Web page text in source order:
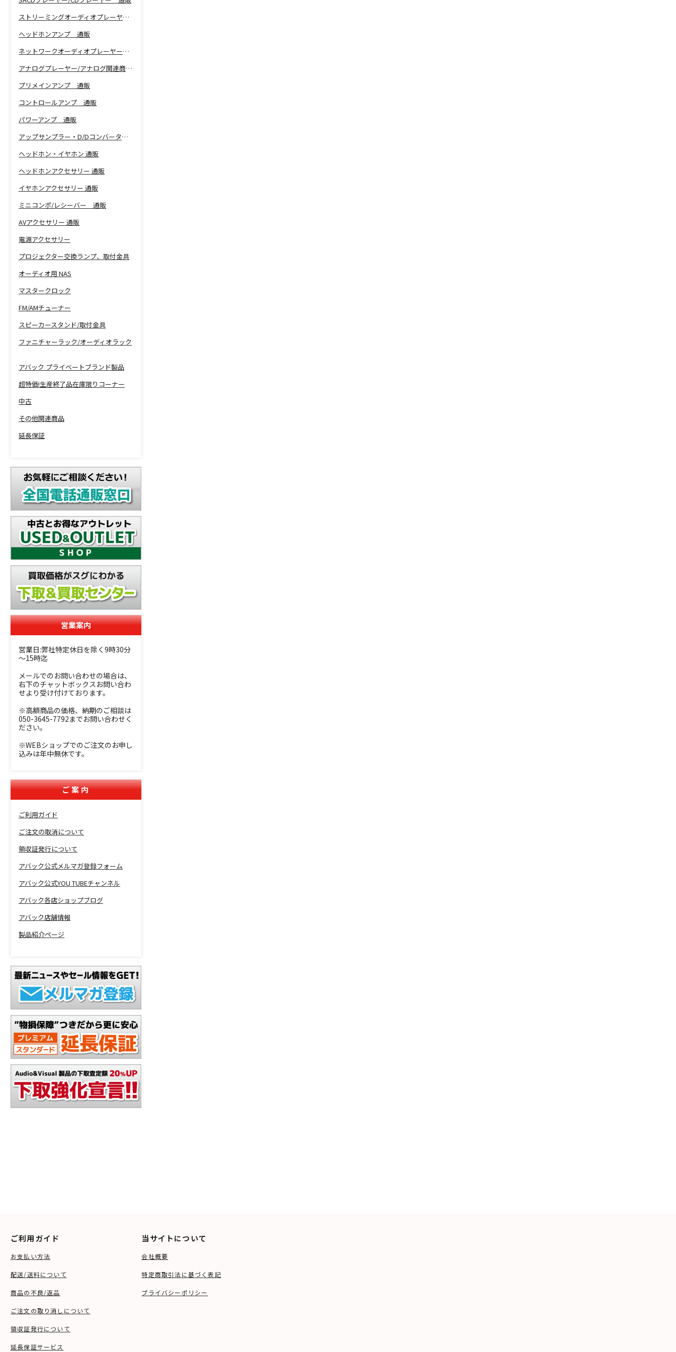
ストリーミングオーディオプレーヤー 通販
ヘッドホンアンプ 通販
ネットワークオーディオプレーヤー 通販
アナログプレーヤー/アナログ関連商品 通販
プリメインアンプ 通販
コントロールアンプ 通販
パワーアンプ 通販
アップサンプラー・D/Dコンバーター 通販
ヘッドホン・イヤホン 通販
ヘッドホンアクセサリー 通販
イヤホンアクセサリー 通販
ミニコンポ/レシーバー 通販
AVアクセサリー 通販
電源アクセサリー
プロジェクター交換ランプ、取付金具
オーディオ用 NAS
マスタークロック
FM/AMチューナー
スピーカースタンド/取付金具
ファニチャーラック/オーディオラック
アバック プライベートブランド製品
超特価!生産終了品在庫限りコーナー
中古
その他関連商品
延長保証
営業案内
営業日:弊社特定休日を除く9時30分
～15時迄
メールでのお問い合わせの場合は、
右下のチャットボックスお問い合わ
せより受け付けております。
※高額商品の価格、納期のご相談は
050-3645-7792までお問い合わせく
ださい。
※WEBショップでのご注文のお申し
込みは年中無休です。
ご案内
ご利用ガイド
ご注文の取消について
領収証発行について
アバック公式メルマガ登録フォーム
アバック公式YOU TUBEチャンネル
アバック各店ショップブログ
アバック店舗情報
製品紹介ページ
ご利用ガイド
お支払い方法
配送/送料について
商品の不良/返品
ご注文の取り消しについて
領収証発行について
延長保証サービス
当サイトについて
会社概要
特定商取引法に基づく表記
プライバシーポリシー